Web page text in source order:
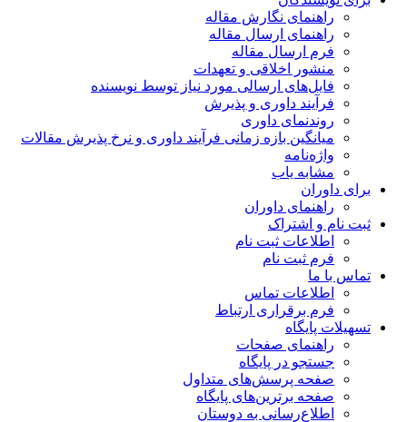
نگارش مقاله
ارسال مقاله
ارسال مقاله
اخلاقی و تعهدات
ارسالی مورد نیاز توسط نویسنده
داوری و پذیرش
داوری
بازه زمانی فرآیند داوری و نرخ پذیرش مقالات
داوران
و اشتراک
ثبت نام
ثبت نام
تماس
برقراری ارتباط
پایگاه
صفحات
در پایگاه
پرسش‌های متداول
برترین‌های پایگاه
به دوستان